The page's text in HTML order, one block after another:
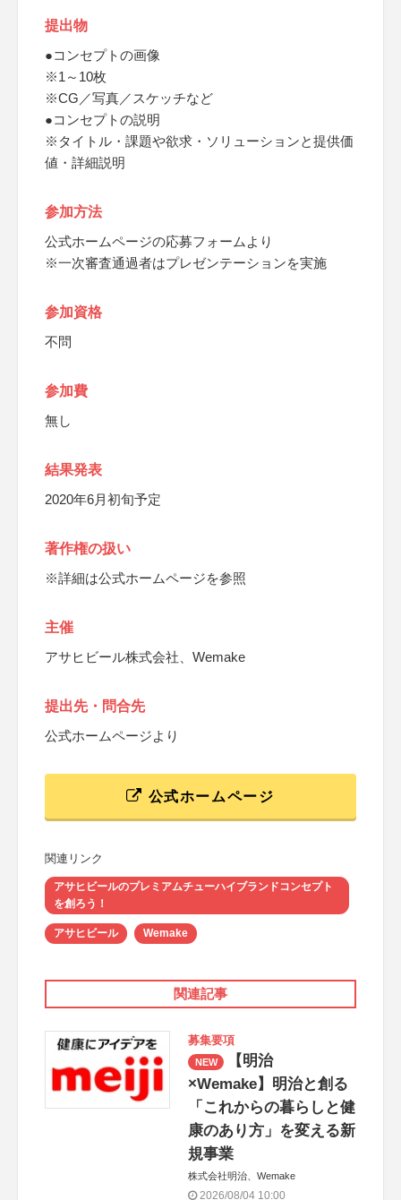
提出物
●コンセプトの画像
※1～10枚
※CG／写真／スケッチなど
●コンセプトの説明
※タイトル・課題や欲求・ソリューションと提供価
値・詳細説明
参加方法
公式ホームページの応募フォームより
※一次審査通過者はプレゼンテーションを実施
参加資格
不問
参加費
無し
結果発表
2020年6月初旬予定
著作権の扱い
※詳細は公式ホームページを参照
主催
アサヒビール株式会社、Wemake
提出先・問合先
公式ホームページより
公式ホームページ
関連リンク
アサヒビールのプレミアムチューハイブランドコンセプト
を創ろう！
アサヒビール Wemake
関連記事
募集要項
NEW
【明治
×Wemake】明治と創る
「これからの暮らしと健
康のあり方」を変える新
規事業
株式会社明治、Wemake
2026/08/04 10:00